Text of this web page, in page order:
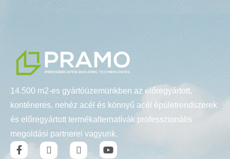
14.500 m2-es gyártóüzemünkben az előregyártott,
konténeres, nehéz acél és könnyű acél épületrendszerek
és előregyártott termékalternatívák professzionális
megoldási partnerei vagyunk.